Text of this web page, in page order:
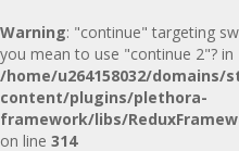
Warning: "continue" targeting
you mean to use "continue 2"? in
/home/u264158032/
content/plugins/plethora-
framework/libs/
on line 314